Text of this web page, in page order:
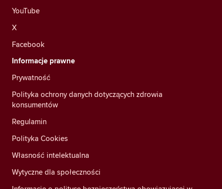
YouTube
X
Facebook
Informacje prawne
Prywatność
Polityka ochrony danych dotyczących zdrowia
konsumentów
Regulamin
Polityka Cookies
Własność intelektualna
Wytyczne dla społeczności